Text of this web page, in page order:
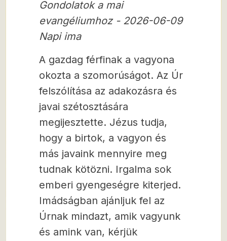
Gondolatok a mai
evangéliumhoz - 2026-06-09
Napi ima
A gazdag férfinak a vagyona
okozta a szomorúságot. Az Úr
felszólítása az adakozásra és
javai szétosztására
megijesztette. Jézus tudja,
hogy a birtok, a vagyon és
más javaink mennyire meg
tudnak kötözni. Irgalma sok
emberi gyengeségre kiterjed.
Imádságban ajánljuk fel az
Úrnak mindazt, amik vagyunk
és amink van, kérjük